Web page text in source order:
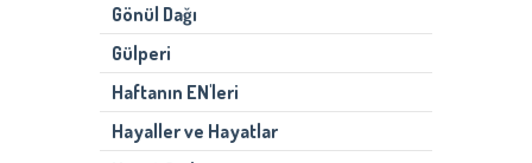
Gönül Dağı
Gülperi
Haftanın EN'leri
Hayaller ve Hayatlar